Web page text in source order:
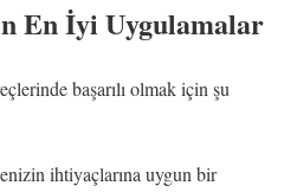
En İyi Uygulamalar
başarılı olmak için şu
ihtiyaçlarına uygun bir